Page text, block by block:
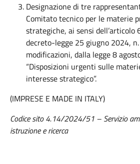
Designazione di tre
Comitato tecnico per le materie
strategiche, ai sensi dell’articolo
decreto-legge 25 giugno 2024,
modificazioni, dalla legge 8
“Disposizioni urgenti sulle
interesse strategico”.
(IMPRESE E MADE IN ITALY)
Codice sito 4.14/2024/51 – Servizio
istruzione e ricerca